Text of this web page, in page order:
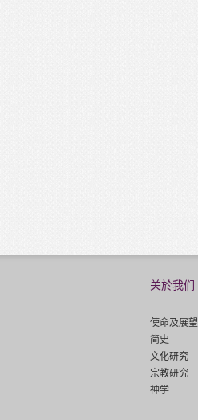
关於我们
使命及展望
简史
文化研究
宗教研究
神学